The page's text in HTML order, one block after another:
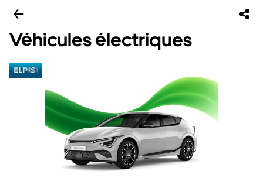
Véhicules électriques